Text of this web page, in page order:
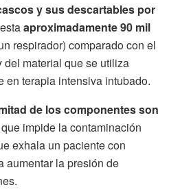
y sus descartables por
aproximadamente 90 mil
respirador) comparado con el
material que se utiliza
en terapia intensiva intubado.
de los componentes son
impide la contaminación
exhala un paciente con
aumentar la presión de